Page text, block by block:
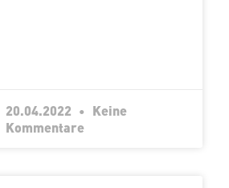
20.04.2022
Keine
Kommentare